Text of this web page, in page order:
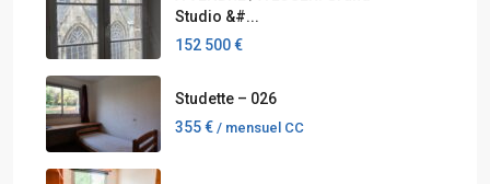
Studio &#...
152 500 €
Studette – 026
355 € / mensuel CC